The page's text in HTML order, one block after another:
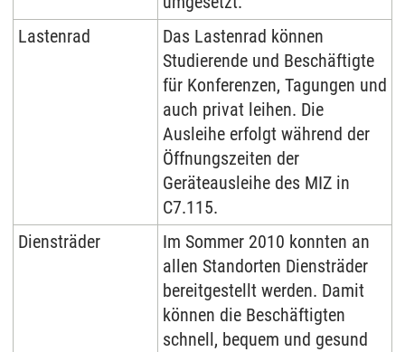
Lastenrad
Das Lastenrad können
Studierende und Beschäftigte
für Konferenzen, Tagungen und
auch privat leihen. Die
Ausleihe erfolgt während der
Öffnungszeiten der
Geräteausleihe des MIZ in
C7.115.
Diensträder
Im Sommer 2010 konnten an
allen Standorten Diensträder
bereitgestellt werden. Damit
können die Beschäftigten
schnell, bequem und gesund